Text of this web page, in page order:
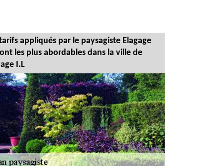
appliqués par le paysagiste Elagage
les plus abordables dans la ville de
I.L